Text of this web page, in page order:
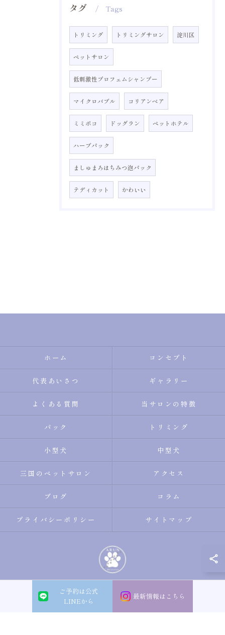
タグ Tags
トリミング トリミングサロン 淀川区
ペットサロン
低刺激性プロフェムシャンプー
マイクロバブル コリアンベア
ミミポコ ドッグラン ペットホテル
ハーブパック
ましゅまろはちみつ泡パック
テディカット かわいい
ご予約は公式
LINEから
最新情報はこちら
ホーム コンセプト
代表あいさつ ギャラリー
よくある質問 当サロンの特徴
パック トリミング
小型犬 中型犬
三国のペットサロン アクセス
ブログ コラム
プライバシーポリシー サイトマップ
© 2026 大阪市淀川区のトリミングサロン・ペットサロンならDogsalon ARUN
ALL RIGHTS RESERVED.